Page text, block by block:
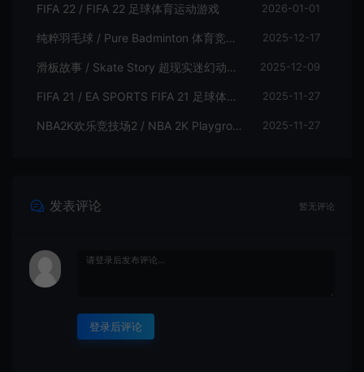
FIFA 22 / FIFA 22 足球体育运动游戏 2026-01-01
纯粹羽毛球 / Pure Badminton 体育竞技游戏 2025-12-17
滑板故事 / Skate Story 超现实迷幻动作体育游戏 2025-12-09
FIFA 21 / EA SPORTS FIFA 21 足球体育运动游戏 2025-11-27
NBA2K欢乐竞技场2 / NBA 2K Playgrounds 2 街头篮球体育游戏 2025-11-27
发表评论 暂无评论
登录后评论